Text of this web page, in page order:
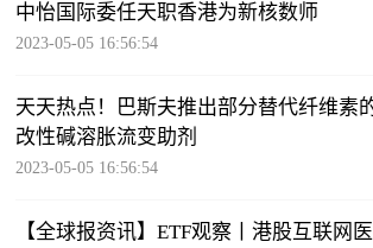
中怡国际委任天职香港为新核数师
2023-05-05 16:56:54
天天热点！巴斯夫推出部分替代纤维素
改性碱溶胀流变助剂
2023-05-05 16:56:54
【全球报资讯】ETF观察丨港股互联网